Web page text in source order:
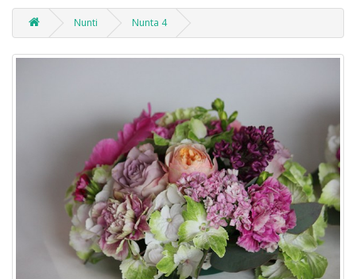
Nunti Nunta 4